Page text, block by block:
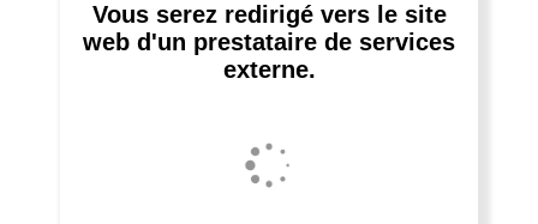
Vous serez redirigé vers le site
web d'un prestataire de services
externe.